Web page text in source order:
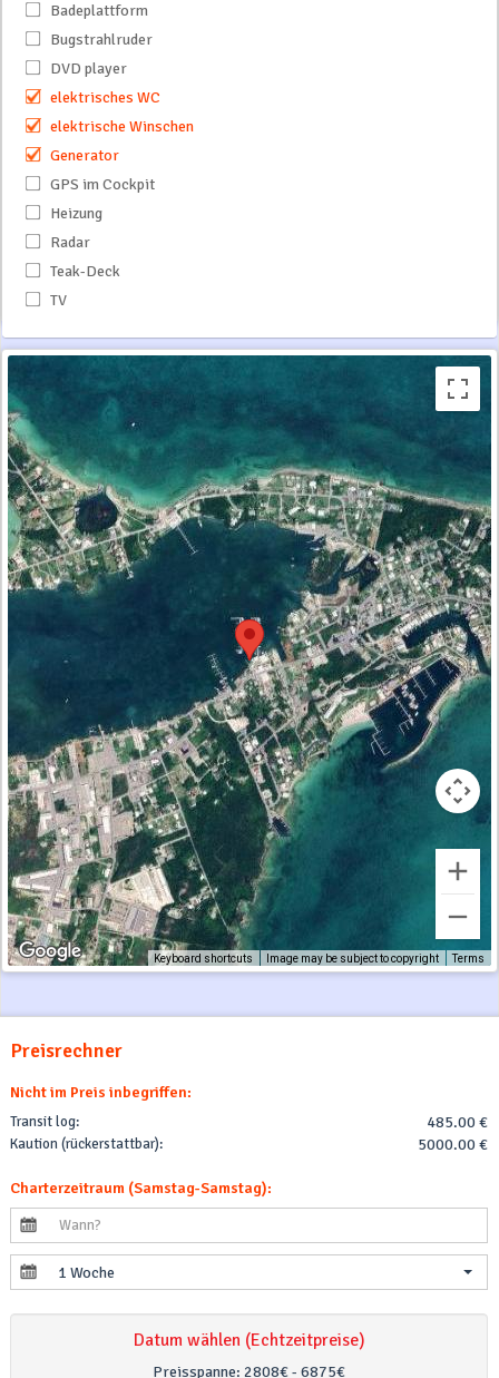
Badeplattform
Bugstrahlruder
DVD player
elektrisches WC
elektrische Winschen
Generator
GPS im Cockpit
Heizung
Radar
Teak-Deck
TV
Keyboard shortcuts Image may be subject to copyright Terms
Preisrechner
Nicht im Preis inbegriffen:
Transit log: 485.00 €
Kaution (rückerstattbar): 5000.00 €
Charterzeitraum (Samstag-Samstag):
1 Woche
Datum wählen (Echtzeitpreise)
Preisspanne: 2808€ - 6875€